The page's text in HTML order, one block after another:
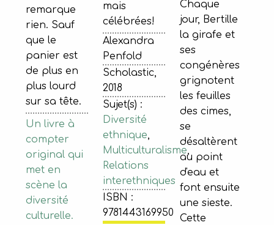
remarque
rien. Sauf
que le
panier est
de plus en
plus lourd
sur sa tête.
Un livre à
compter
original qui
met en
scène la
diversité
culturelle.
mais
célébrées!
Alexandra
Penfold
Scholastic,
2018
Sujet(s) :
Diversité
ethnique,
Multiculturalisme,
Relations
interethniques
ISBN :
9781443169950
Chaque
jour, Bertille
la girafe et
ses
congénères
grignotent
les feuilles
des cimes,
se
désaltèrent
au point
d'eau et
font ensuite
une sieste.
Cette